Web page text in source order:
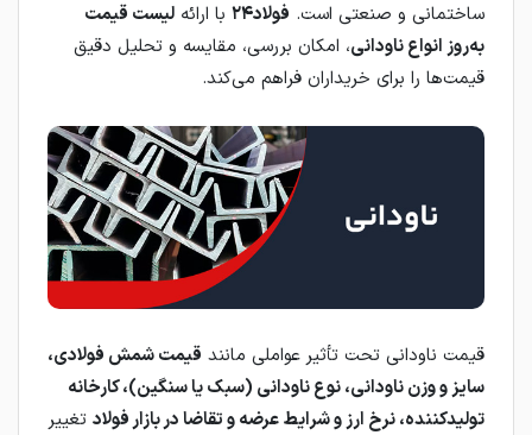
ساختمانی و صنعتی است. فولاد۲۴ با ارائه لیست قیمت
به‌روز انواع ناودانی، امکان بررسی، مقایسه و تحلیل دقیق
قیمت‌ها را برای خریداران فراهم می‌کند.
قیمت ناودانی تحت تأثیر عواملی مانند قیمت شمش فولادی،
سایز و وزن ناودانی، نوع ناودانی (سبک یا سنگین)، کارخانه
تولیدکننده، نرخ ارز و شرایط عرضه و تقاضا در بازار فولاد تغییر